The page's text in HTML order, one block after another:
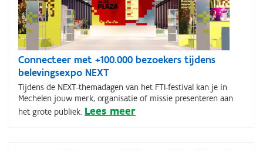
Connecteer met +100.000 bezoekers tijdens
belevingsexpo NEXT
Tijdens de NEXT-themadagen van het FTI-festival kan je in
Mechelen jouw merk, organisatie of missie presenteren aan
het grote publiek. Lees meer